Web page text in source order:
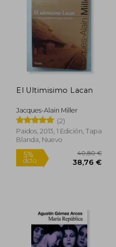
5%
18,04 €
El Ultimisimo Lacan
Jacques-Alain Miller
(2)
Paidos, 2013, 1 Edición, Tapa
Blanda, Nuevo